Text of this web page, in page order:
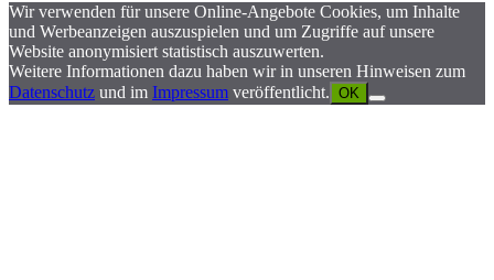
Wir verwenden für unsere Online-Angebote Cookies, um Inhalte
und Werbeanzeigen auszuspielen und um Zugriffe auf unsere
Website anonymisiert statistisch auszuwerten.
Weitere Informationen dazu haben wir in unseren Hinweisen zum
Datenschutz und im Impressum veröffentlicht. OK